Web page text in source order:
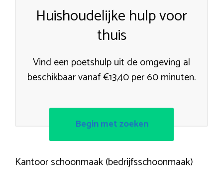
Huishoudelijke hulp voor
thuis
Vind een poetshulp uit de omgeving al
beschikbaar vanaf €13,40 per 60 minuten.
Begin met zoeken
Kantoor schoonmaak (bedrijfsschoonmaak)